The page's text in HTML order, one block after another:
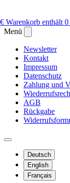
Warenkorb enthält
Menü
Newsletter
Kontakt
Impressum
Datenschutz
Zahlung und
AGB
Rückgabe
Deutsch
English
Français